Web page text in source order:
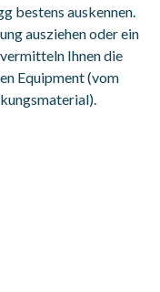
bestens auskennen.
ausziehen oder ein
Ihnen die
Equipment (vom